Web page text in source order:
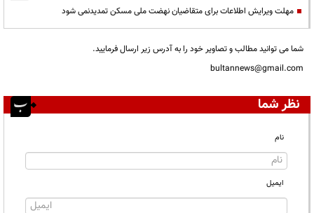
مهلت ویرایش اطلاعات برای متقاضیان نهضت ملی مسکن تمدیدنمی شود
شما می توانید مطالب و تصاویر خود را به آدرس زیر ارسال فرمایید.
bultannews@gmail.com
نظر شما
نام
ایمیل